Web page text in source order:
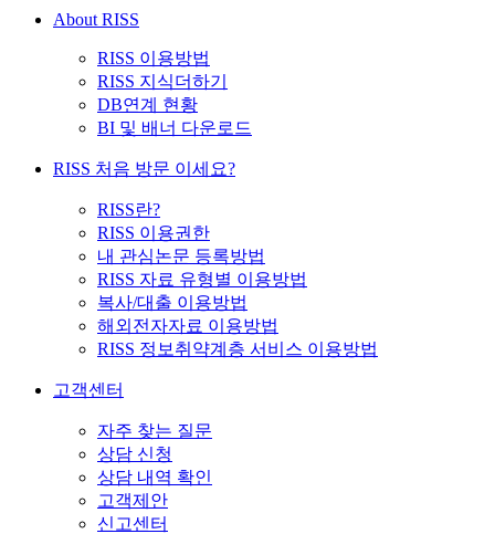
About RISS
RISS 이용방법
RISS 지식더하기
DB연계 현황
BI 및 배너 다운로드
RISS 처음 방문 이세요?
RISS란?
RISS 이용권한
내 관심논문 등록방법
RISS 자료 유형별 이용방법
복사/대출 이용방법
해외전자자료 이용방법
RISS 정보취약계층 서비스 이용방법
고객센터
자주 찾는 질문
상담 신청
상담 내역 확인
고객제안
신고센터